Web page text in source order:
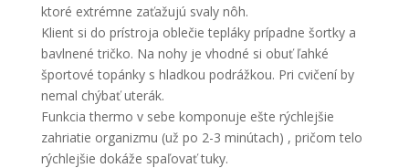
ktoré extrémne zaťažujú svaly nôh.
Klient si do prístroja oblečie tepláky prípadne šortky a
bavlnené tričko. Na nohy je vhodné si obuť ľahké
športové topánky s hladkou podrážkou. Pri cvičení by
nemal chýbať uterák.
Funkcia thermo v sebe komponuje ešte rýchlejšie
zahriatie organizmu (už po 2-3 minútach) , pričom telo
rýchlejšie dokáže spaľovať tuky.